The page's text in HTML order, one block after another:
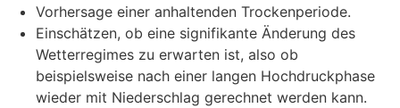
Vorhersage einer anhaltenden Trockenperiode.
Einschätzen, ob eine signifikante Änderung des
Wetterregimes zu erwarten ist, also ob
beispielsweise nach einer langen Hochdruckphase
wieder mit Niederschlag gerechnet werden kann.